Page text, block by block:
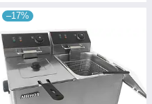
–17%